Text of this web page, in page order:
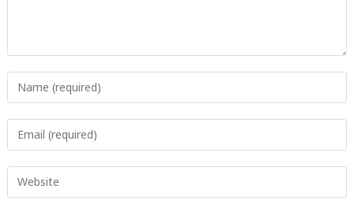
your
username
to
comment
your
address
toyour